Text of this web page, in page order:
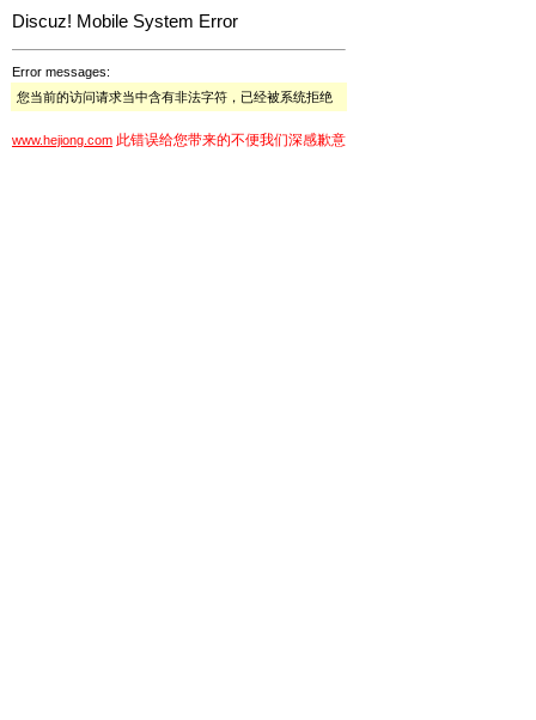
Discuz! Mobile System Error
Error messages:
您当前的访问请求当中含有非法字符，已经被系统拒绝
www.hejiong.com 此错误给您带来的不便我们深感歉意